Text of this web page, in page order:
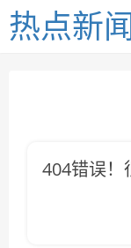
热点新
404错误！